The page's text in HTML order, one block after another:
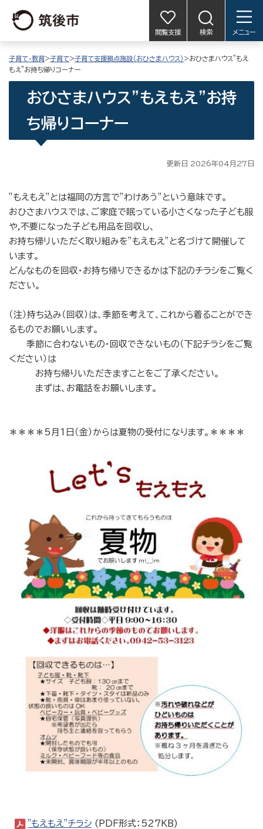
閲覧支援 検索 メニュー
子育て・教育>子育て>子育て支援拠点施設（おひさまハウス） >おひさまハウス"もえ
もえ”お持ち帰りコーナー
おひさまハウス"もえもえ”お持
ち帰りコーナー
更新日 2026年04月27日
”もえもえ”とは福岡の方言で”わけあう”という意味です。
おひさまハウスでは、ご家庭で眠っている小さくなった子ども服
や,不要になった子ども用品を回収し、
お持ち帰リいただく取り組みを”もえもえ”と名づけて開催して
います。
どんなものを回収・お持ち帰りできるかは下記のチラシをご覧く
ださい。
（注）持ち込み（回収）は、季節を考えて、これから着ることができ
るものでお願いします。
季節に合わないもの・回収できないもの（下記チラシをご覧
ください）は
お持ち帰りいただきますことをご了承ください。
まずは、お電話をお願いします。
＊＊＊＊5月1日（金）からは夏物の受付になります。＊＊＊＊
"もえもえ"チラシ (PDF形式：527KB)